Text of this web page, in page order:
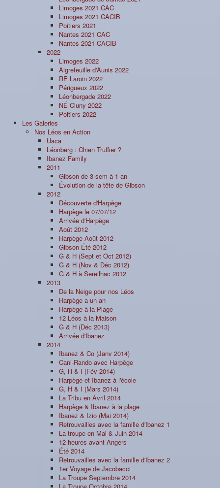
Limoges 2021 CAC
Limoges 2021 CACIB
Poitiers 2021
Nantes 2021 CAC
Nantes 2021 CACIB
2022
Limoges 2022
Aigrefeuille d'Aunis 2022
RE Laroin 2022
Périgueux 2022
Léonbergade 2022
NÉ Cluny 2022
Poitiers 2022
Les Galeries
Nos Léos en Action
Uaca
Léonberg : Chien Truffier ?
Ibanez Family
2011
Gibson de 3 sem à 1 an
Évolution de la tête de Gibson
2012
Découverte d'Harpège
Harpège le 07/07/12
Arrivée d'Harpège
Août 2012
Harpège Août 2012
Gibson Été 2012
G & H (Sept et Oct 2012)
G & H (Nov & Déc 2012)
G & H à Sereilhac 2012
2013
De la Neige pour nos Léos
Harpège a un an
Harpège à la Plage
12 Léos à la Maison
G & H (Déc 2013)
Arrivée d'Ibanez
2014
Ibanez & Co (Janv 2014)
Cani-Rando avec Harpège
G, H & I (Fév 2014)
Harpège et Ibanez à l'école
G, H & I (Mars 2014)
La Tribu en Avril 2014
Harpège & Ibanez à la plage
Ibanez & Izio (Mai 2014)
Retrouvailles avec la famille d'Ibanez 1
La troupe en Mai & Juin 2014
12 heures avant Angers
Été 2014
Retrouvailles avec la famille d'Ibanez 2
1er Voyage de Jacobacci
La Troupe Septembre 2014